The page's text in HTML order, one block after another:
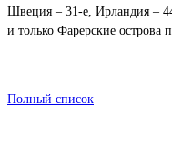
Швеция – 31-е, Ирландия –
и только Фарерские
Полный список